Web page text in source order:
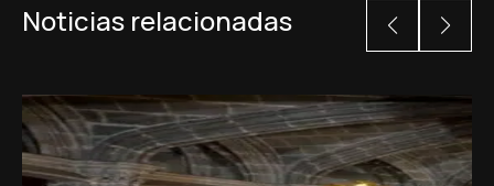
Noticias relacionadas